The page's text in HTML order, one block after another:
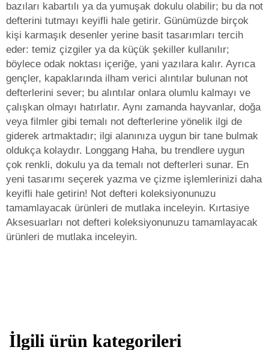
bazıları kabartılı ya da yumuşak dokulu olabilir; bu da not
defterini tutmayı keyifli hale getirir. Günümüzde birçok
kişi karmaşık desenler yerine basit tasarımları tercih
eder: temiz çizgiler ya da küçük şekiller kullanılır;
böylece odak noktası içeriğe, yani yazılara kalır. Ayrıca
gençler, kapaklarında ilham verici alıntılar bulunan not
defterlerini sever; bu alıntılar onlara olumlu kalmayı ve
çalışkan olmayı hatırlatır. Aynı zamanda hayvanlar, doğa
veya filmler gibi temalı not defterlerine yönelik ilgi de
giderek artmaktadır; ilgi alanınıza uygun bir tane bulmak
oldukça kolaydır. Longgang Haha, bu trendlere uygun
çok renkli, dokulu ya da temalı not defterleri sunar. En
yeni tasarımı seçerek yazma ve çizme işlemlerinizi daha
keyifli hale getirin! Not defteri koleksiyonunuzu
tamamlayacak ürünleri de mutlaka inceleyin. Kırtasiye
Aksesuarları not defteri koleksiyonunuzu tamamlayacak
ürünleri de mutlaka inceleyin.
İlgili ürün kategorileri